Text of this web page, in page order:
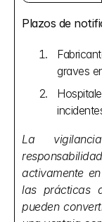
Plazos de
graves
La
activamente
las prácticas
pueden